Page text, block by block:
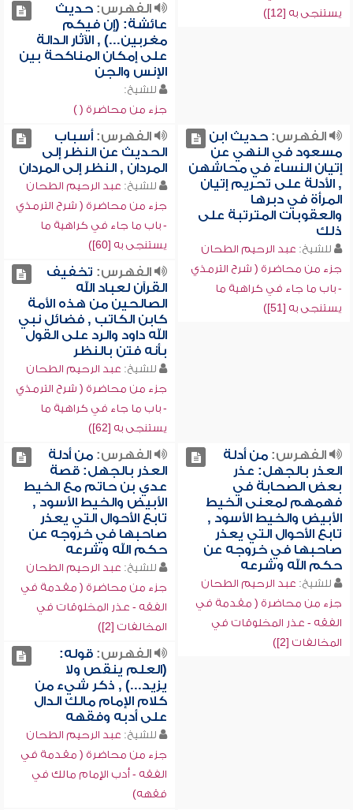
يستنجى به [12])
الفهرس:حديث
عائشة: (إن فيكم
مغربين...) , الآثار الدالة
على إمكان المناكحة بين
الإنس والجن
للشيخ:
جزء من محاضرة ( )
الفهرس:حديث ابن
مسعود في النهي عن
إتيان النساء في محاشهن
, الأدلة على تحريم إتيان
المرأة في دبرها
والعقوبات المترتبة على
ذلك
للشيخ: عبد الرحيم الطحان
جزء من محاضرة ( شرح الترمذي
- باب ما جاء في كراهية ما
يستنجى به [51])
الفهرس:أسباب
الحديث عن النظر إلى
المردان , النظر إلى المردان
للشيخ: عبد الرحيم الطحان
جزء من محاضرة ( شرح الترمذي
- باب ما جاء في كراهية ما
يستنجى به [60])
الفهرس: تخفيف
القرآن لعباد الله
الصالحين من هذه الأمة
كابن الكاتب , فضائل نبي
الله داود والرد على القول
بأنه فتن بالنظر
للشيخ: عبد الرحيم الطحان
جزء من محاضرة ( شرح الترمذي
- باب ما جاء في كراهية ما
يستنجى به [62])
الفهرس:من أدلة
العذر بالجهل: عذر
بعض الصحابة في
فهمهم لمعنى الخيط
الأبيض والخيط الأسود ,
تابع الأحوال التي يعذر
صاحبها في خروجه عن
حكم الله وشرعه
للشيخ: عبد الرحيم الطحان
جزء من محاضرة ( مقدمة في
الفقه - عذر المخلوقات في
المخالفات [2])
الفهرس:من أدلة
العذر بالجهل: قصة
عدي بن حاتم مع الخيط
الأبيض والخيط الأسود ,
تابع الأحوال التي يعذر
صاحبها في خروجه عن
حكم الله وشرعه
للشيخ: عبد الرحيم الطحان
جزء من محاضرة ( مقدمة في
الفقه - عذر المخلوقات في
المخالفات [2])
الفهرس:قوله:
(العلم ينقص ولا
يزيد...) , ذكر شيء من
كلام الإمام مالك الدال
على أدبه وفقهه
للشيخ: عبد الرحيم الطحان
جزء من محاضرة ( مقدمة في
الفقه - أدب الإمام مالك في
فقهه)